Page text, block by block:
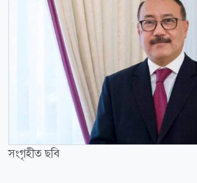
সংগৃহীত ছবি